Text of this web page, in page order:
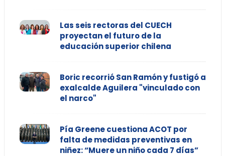
Las seis rectoras del CUECH
proyectan el futuro de la
educación superior chilena
Boric recorrió San Ramón y fustigó a
exalcalde Aguilera "vinculado con
el narco"
Pía Greene cuestiona ACOT por
falta de medidas preventivas en
niñez: “Muere un niño cada 7 días”